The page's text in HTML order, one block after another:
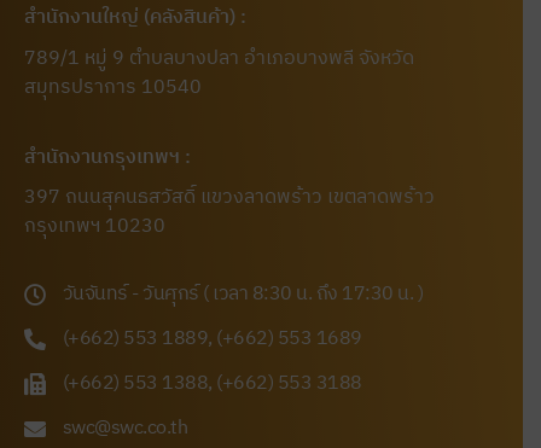
สำนักงานใหญ่ (คลังสินค้า) :
789/1 หมู่ 9 ตำบลบางปลา อำเภอบางพลี จังหวัด
สมุทรปราการ 10540
สำนักงานกรุงเทพฯ :
397 ถนนสุคนธสวัสดิ์ แขวงลาดพร้าว เขตลาดพร้าว
กรุงเทพฯ 10230
วันจันทร์ - วันศุกร์ ( เวลา 8:30 น. ถึง 17:30 น. )
(+662) 553 1889, (+662) 553 1689
(+662) 553 1388, (+662) 553 3188
swc@swc.co.th